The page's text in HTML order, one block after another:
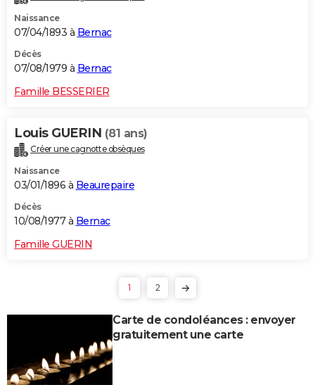
Naissance
07/04/1893 à Bernac
Décès
07/08/1979 à Bernac
Famille BESSERIER
Louis GUERIN (81 ans)
Créer une cagnotte obsèques
Naissance
03/01/1896 à Beaurepaire
Décès
10/08/1977 à Bernac
Famille GUERIN
1 2
Carte de condoléances : envoyer
gratuitement une carte